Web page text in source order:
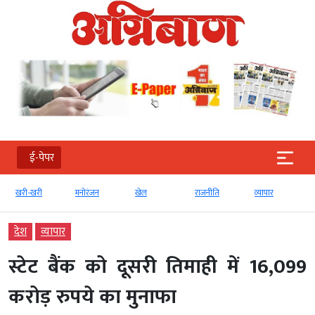
ई-पेपर
खरी-खरी मनोरंजन खेल राजनीति व्‍यापार
देश व्‍यापार
स्टेट बैंक को दूसरी तिमाही में 16,099
करोड़ रुपये का मुनाफा